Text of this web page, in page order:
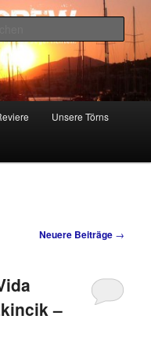
aber wir können die Segel
Unsere Törns
Neuere Beiträge →
–